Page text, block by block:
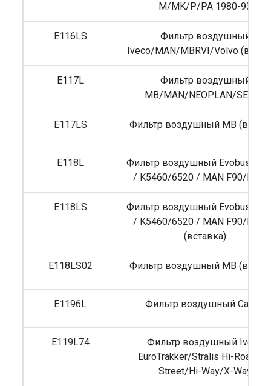
M/MK/P/PA 1980-93
E116LS
Фильтр воздушный
Iveco/MAN/MBRVI/Volvo
E117L
Фильтр воздушный
MB/MAN/NEOPLAN/SETRA
E117LS Фильтр воздушный MB
E118L
Фильтр воздушный Evobus
/ K5460/6520 / MAN F90/
E118LS
Фильтр воздушный Evobus
/ K5460/6520 / MAN F90/
(вставка)
E118LS02 Фильтр воздушный MB
E1196L Фильтр воздушный Carrier
E119L74
Фильтр воздушный Iveco
EuroTrakker/Stralis Hi-Road/
Street/Hi-Way/X-Way